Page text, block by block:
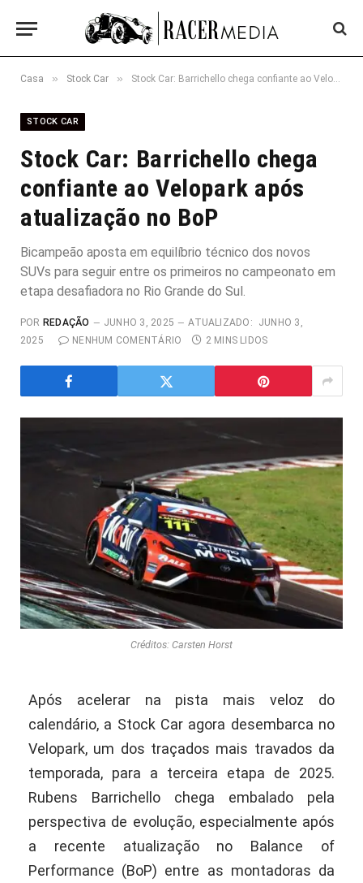
Casa » Stock Car » Stock Car: Barrichello chega confiante ao Velopark após atualização no BoP
STOCK CAR
Stock Car: Barrichello chega
confiante ao Velopark após
atualização no BoP
Bicampeão aposta em equilíbrio técnico dos novos
SUVs para seguir entre os primeiros no campeonato em
etapa desafiadora no Rio Grande do Sul.
POR REDAÇÃO JUNHO 3, 2025 ATUALIZADO:
JUNHO 3,
2025
NENHUM COMENTÁRIO 2 MINS LIDOS
Créditos: Carsten Horst
Após acelerar na pista mais veloz do
calendário, a Stock Car agora desembarca no
Velopark, um dos traçados mais travados da
temporada, para a terceira etapa de 2025.
Rubens Barrichello chega embalado pela
perspectiva de evolução, especialmente após
a recente atualização no Balance of
Performance (BoP) entre as montadoras da